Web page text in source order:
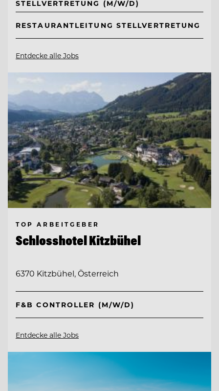
STELLVERTRETUNG (M/W/D)
RESTAURANTLEITUNG STELLVERTRETUNG
Entdecke alle Jobs
TOP ARBEITGEBER
Schlosshotel Kitzbühel
6370 Kitzbühel, Österreich
F&B CONTROLLER (M/W/D)
Entdecke alle Jobs